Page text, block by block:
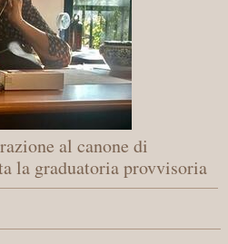
al canone di
la graduatoria provvisoria